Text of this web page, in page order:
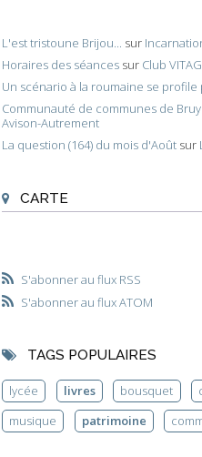
L'est tristoune Brijou... sur
Horaires des séances sur Club
Un scénario à la roumaine se profile
Communauté de communes de
Avison-Autrement
La question (164) du mois d'Août sur
CARTE
S'abonner au flux RSS
S'abonner au flux ATOM
TAGS POPULAIRES
lycée livres bousquet
musique
patrimoine